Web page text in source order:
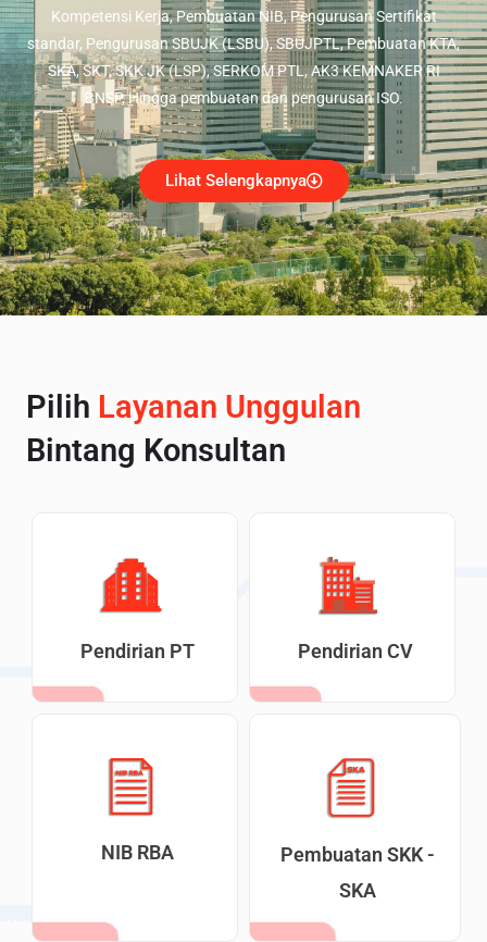
Kompetensi Kerja, Pembuatan NIB, Pengurusan Sertifikat
standar, Pengurusan SBUJK (LSBU), SBUJPTL, Pembuatan KTA,
SKA, SKT, SKK JK (LSP), SERKOM PTL, AK3 KEMNAKER RI
BNSP, Hingga pembuatan dan pengurusan ISO.
Lihat Selengkapnya
Pilih Layanan Unggulan
Bintang Konsultan
Pendirian PT Pendirian CV
NIB RBA
Pembuatan SKK -
SKA